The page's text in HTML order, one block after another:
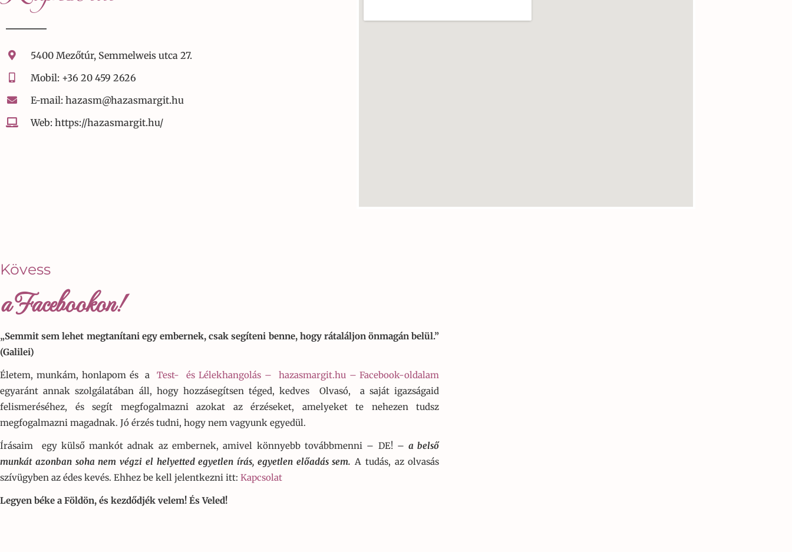
5400 Mezőtúr, Semmelweis utca 27.
Mobil: +36 20 459 2626
E-mail: hazasm@hazasmargit.hu
Web: https://hazasmargit.hu/
Kövess
a Facebookon!
„Semmit sem lehet megtanítani egy embernek, csak segíteni benne, hogy rátaláljon önmagán belül.”
(Galilei)
Életem, munkám, honlapom és aTest- és Lélekhangolás –
hazasmargit.hu – Facebook-oldalam
egyaránt annak szolgálatában áll, hogy hozzásegítsen téged, kedves Olvasó, a saját igazságaid
felismeréséhez, és segít megfogalmazni azokat az érzéseket, amelyeket te nehezen tudsz
megfogalmazni magadnak. Jó érzés tudni, hogy nem vagyunk egyedül.
Írásaim egy külső mankót adnak az embernek, amivel könnyebb továbbmenni – DE! –a belső
munkát azonban soha nem végzi el helyetted egyetlen írás, egyetlen előadás sem. A tudás, az olvasás
szívügyben az édes kevés. Ehhez be kell jelentkezni itt: Kapcsolat
Legyen béke a Földön, és kezdődjék velem! És Veled!